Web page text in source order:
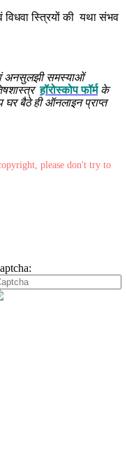
स्त्रियों की यथा संभव
अनसुलझी समस्याओं
हॉरोस्कोप फॉर्म के
बैठे ही ऑनलाइन प्राप्त
please don't try to